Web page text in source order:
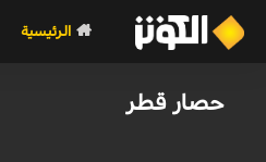
الرئيسية
حصار قطر